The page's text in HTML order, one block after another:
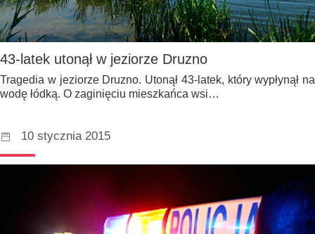
43-latek utonął w jeziorze Druzno
Tragedia w jeziorze Druzno. Utonął 43-latek, który wypłynął na
wodę łódką. O zaginięciu mieszkańca wsi…
10 stycznia 2015